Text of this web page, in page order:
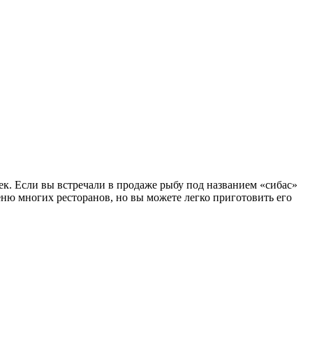
Если вы встречали в продаже рыбу под названием «сибас»
многих ресторанов, но вы можете легко приготовить его